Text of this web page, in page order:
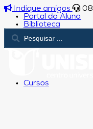
Indique amigos
Portal do Aluno
Biblioteca
Cursos